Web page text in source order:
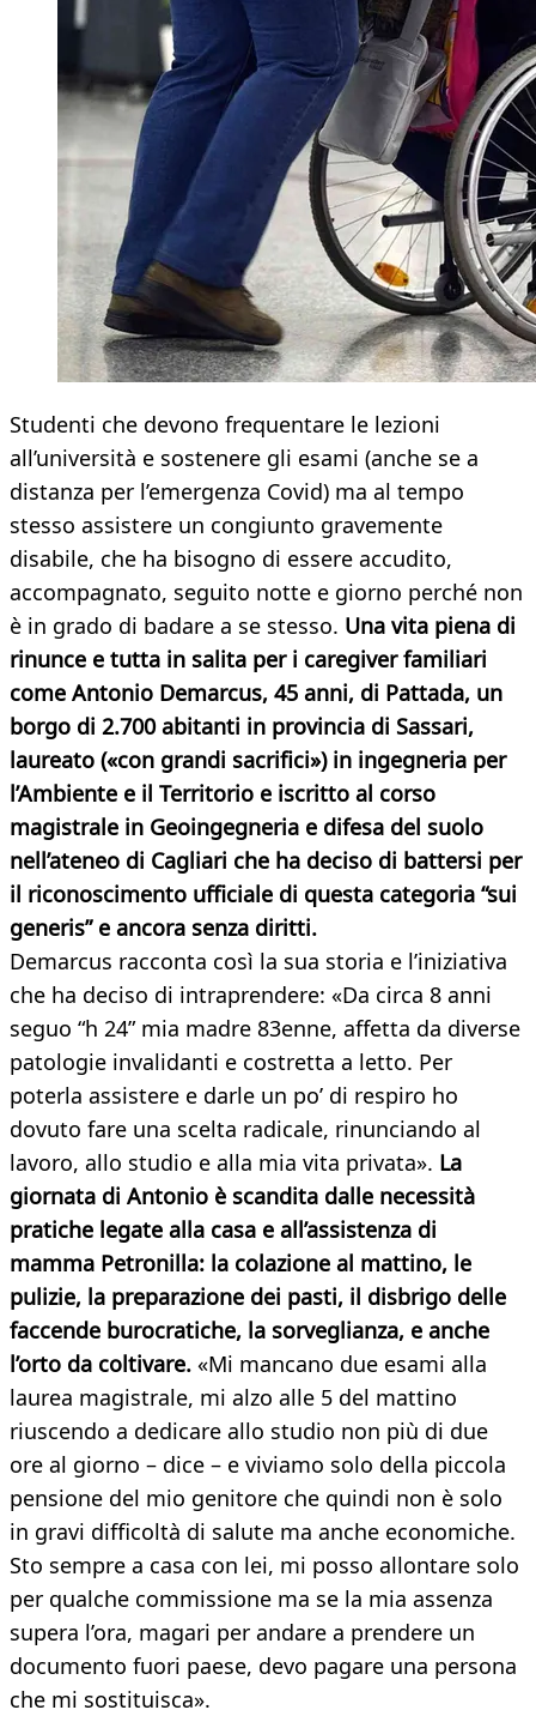
Studenti che devono frequentare le lezioni
all’università e sostenere gli esami (anche se a
distanza per l’emergenza Covid) ma al tempo
stesso assistere un congiunto gravemente
disabile, che ha bisogno di essere accudito,
accompagnato, seguito notte e giorno perché non
è in grado di badare a se stesso. Una vita piena di
rinunce e tutta in salita per i caregiver familiari
come Antonio Demarcus, 45 anni, di Pattada, un
borgo di 2.700 abitanti in provincia di Sassari,
laureato («con grandi sacrifici») in ingegneria per
l’Ambiente e il Territorio e iscritto al corso
magistrale in Geoingegneria e difesa del suolo
nell’ateneo di Cagliari che ha deciso di battersi per
il riconoscimento ufficiale di questa categoria “sui
generis” e ancora senza diritti.
Demarcus racconta così la sua storia e l’iniziativa
che ha deciso di intraprendere: «Da circa 8 anni
seguo “h 24” mia madre 83enne, affetta da diverse
patologie invalidanti e costretta a letto. Per
poterla assistere e darle un po’ di respiro ho
dovuto fare una scelta radicale, rinunciando al
lavoro, allo studio e alla mia vita privata». La
giornata di Antonio è scandita dalle necessità
pratiche legate alla casa e all’assistenza di
mamma Petronilla: la colazione al mattino, le
pulizie, la preparazione dei pasti, il disbrigo delle
faccende burocratiche, la sorveglianza, e anche
l’orto da coltivare. «Mi mancano due esami alla
laurea magistrale, mi alzo alle 5 del mattino
riuscendo a dedicare allo studio non più di due
ore al giorno – dice – e viviamo solo della piccola
pensione del mio genitore che quindi non è solo
in gravi difficoltà di salute ma anche economiche.
Sto sempre a casa con lei, mi posso allontare solo
per qualche commissione ma se la mia assenza
supera l’ora, magari per andare a prendere un
documento fuori paese, devo pagare una persona
che mi sostituisca».